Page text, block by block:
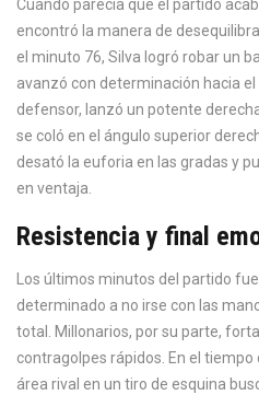
Cuando parecía que el partido
encontró la manera de
el minuto 76, Silva logró robar un
avanzó con determinación hacia
defensor, lanzó un potente
se coló en el ángulo superior
desató la euforia en las gradas y
en ventaja.
Resistencia y final
Los últimos minutos del partido
determinado a no irse con las
total. Millonarios, por su parte,
contragolpes rápidos. En el tiempo
área rival en un tiro de esquina